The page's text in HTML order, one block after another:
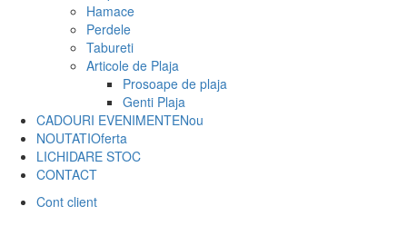
Hamace
Perdele
Tabureti
Articole de Plaja
Prosoape de plaja
Genti Plaja
CADOURI EVENIMENTENou
NOUTATIOferta
LICHIDARE STOC
CONTACT
Cont client